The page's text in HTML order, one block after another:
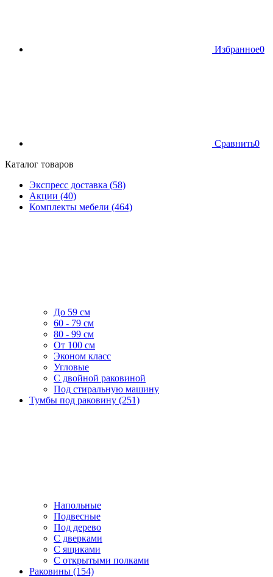
Избранное0
Сравнить0
Каталог товаров
Экспресс доставка (58)
Акции (40)
Комплекты мебели (464)
До 59 см
60 - 79 см
80 - 99 см
От 100 см
Эконом класс
Угловые
С двойной раковиной
Под стиральную машину
Тумбы под раковину (251)
Напольные
Подвесные
Под дерево
С дверками
С ящиками
С открытыми полками
Раковины (154)